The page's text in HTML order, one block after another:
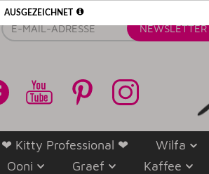
E-
Mail-
NEWSLETTER
❤ Kitty Professional ❤ Wilfa
Ooni Graef Kaffee